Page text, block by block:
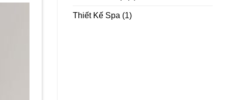
Thiết Kế Spa (1)